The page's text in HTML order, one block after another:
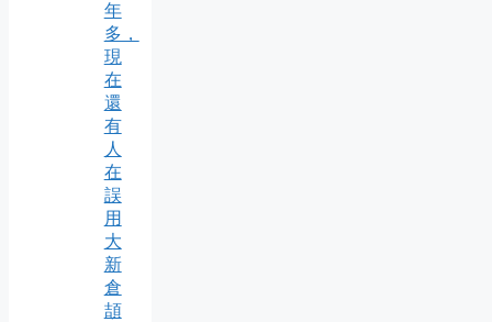
年
多，
現
在
還
有
人
在
誤
用
大
新
倉
頡